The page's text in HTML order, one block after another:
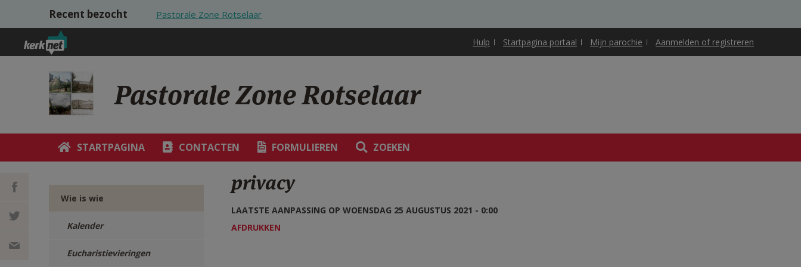
Overslaan en naar de inhoud gaan
Recent bezocht Pastorale Zone Rotselaar
Hulp Startpagina portaal Mijn parochie Aanmelden of registreren
Pastorale Zone Rotselaar
STARTPAGINA CONTACTEN FORMULIEREN ZOEKEN
DEEL OP
FACEBOOK
DEEL OP
Wie is wie
Kalender
Eucharistievieringen
privacy
LAATSTE AANPASSING OP WOENSDAG 25 AUGUSTUS 2021 - 0:00
AFDRUKKEN